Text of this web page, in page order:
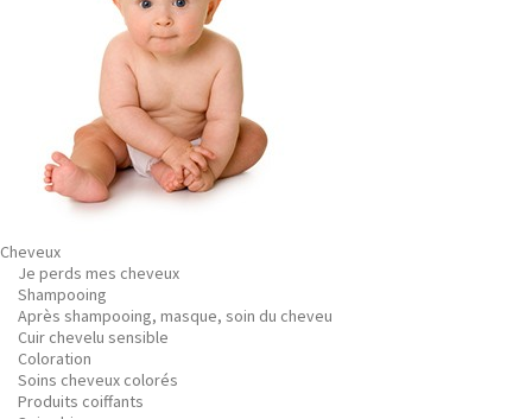
Cheveux
Je perds mes cheveux
Shampooing
Après shampooing, masque, soin du cheveu
Cuir chevelu sensible
Coloration
Soins cheveux colorés
Produits coiffants